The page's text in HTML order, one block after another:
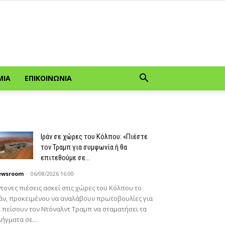
ΕΠΙΚΟΙΝΩΝΊΑ
Ιράν σε χώρες του Κόλπου: «Πιέστε
τον Τραμπ για συμφωνία ή θα
επιτεθούμε σε...
- 06/08/2026 16:00
πιέσεις ασκεί στις χώρες του Κόλπου το
προκειμένου να αναλάβουν πρωτοβουλίες για
πείσουν τον Ντόναλντ Τραμπ να σταματήσει τα
σε...